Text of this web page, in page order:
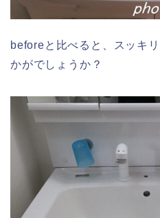
beforeと比べると、スッキ
かがでしょうか？